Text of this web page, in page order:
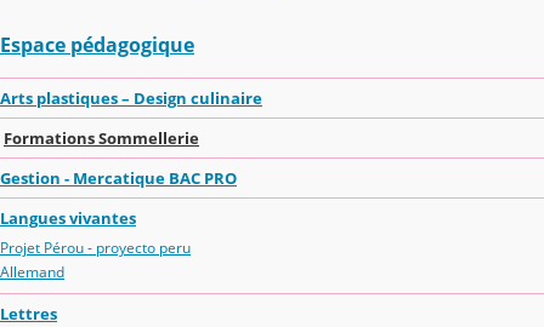
Espace pédagogique
Arts plastiques – Design culinaire
Formations Sommellerie
Gestion - Mercatique BAC PRO
Langues vivantes
Projet Pérou - proyecto peru
Allemand
Lettres